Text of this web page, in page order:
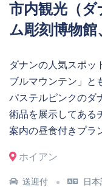
市内観光（ダ
ム彫刻博物館
ダナンの人気スポッ
ブルマウンテン」と
パステルピンクのダ
術品を展示してある
案内の昼食付きプラ
ホイアン
送迎付 日